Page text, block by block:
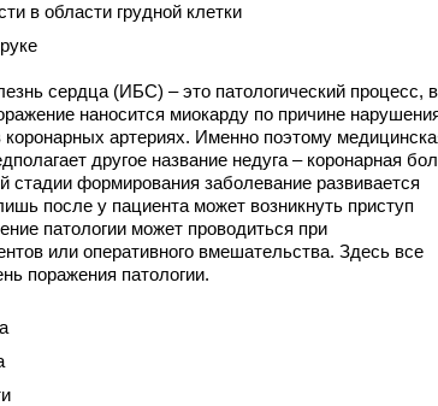
в области грудной клетки
сердца (ИБС) – это патологический процесс,
наносится миокарду по причине
коронарных артериях. Именно поэтому
другое название недуга – коронарная
стадии формирования заболевание развивается
после у пациента может возникнуть приступ
патологии может проводиться при
или оперативного вмешательства. Здесь все
поражения патологии.